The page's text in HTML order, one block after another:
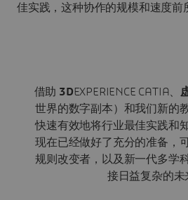
佳实践，这种协作的规模和速度前
借助 3DEXPERIENCE CATIA、
世界的数字副本）和我们新的
快速有效地将行业最佳实践和
现在已经做好了充分的准备，
规则改变者，以及新一代多学
接日益复杂的未